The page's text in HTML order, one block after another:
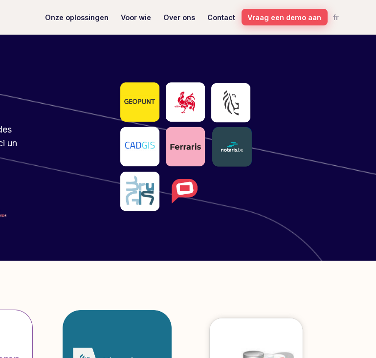
Onze oplossingen Voor wie Over ons Contact Vraag een demo aan fr
un